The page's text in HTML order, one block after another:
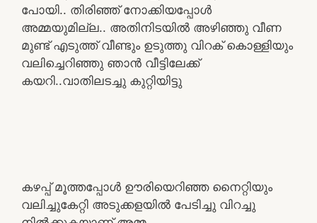
പോയി.. തിരിഞ്ഞ് നോക്കിയപ്പോൾ
അമ്മയുമില്ല.. അതിനിടയിൽ അഴിഞ്ഞു വീണ
മുണ്ട് എടുത്ത് വീണ്ടും ഉടുത്തു വിറക് കൊള്ളിയും
വലിച്ചെറിഞ്ഞു ഞാൻ വീട്ടിലേക്ക്
കയറി..വാതിലടച്ചു കുറ്റിയിട്ടു
കഴപ്പ് മൂത്തപ്പോൾ ഊരിയെറിഞ്ഞ നൈറ്റിയും
വലിച്ചുകേറ്റി അടുക്കളയിൽ പേടിച്ചു വിറച്ചു